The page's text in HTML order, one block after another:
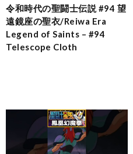
令和時代の聖闘士伝説 #94 望
遠鏡座の聖衣/Reiwa Era
Legend of Saints – #94
Telescope Cloth